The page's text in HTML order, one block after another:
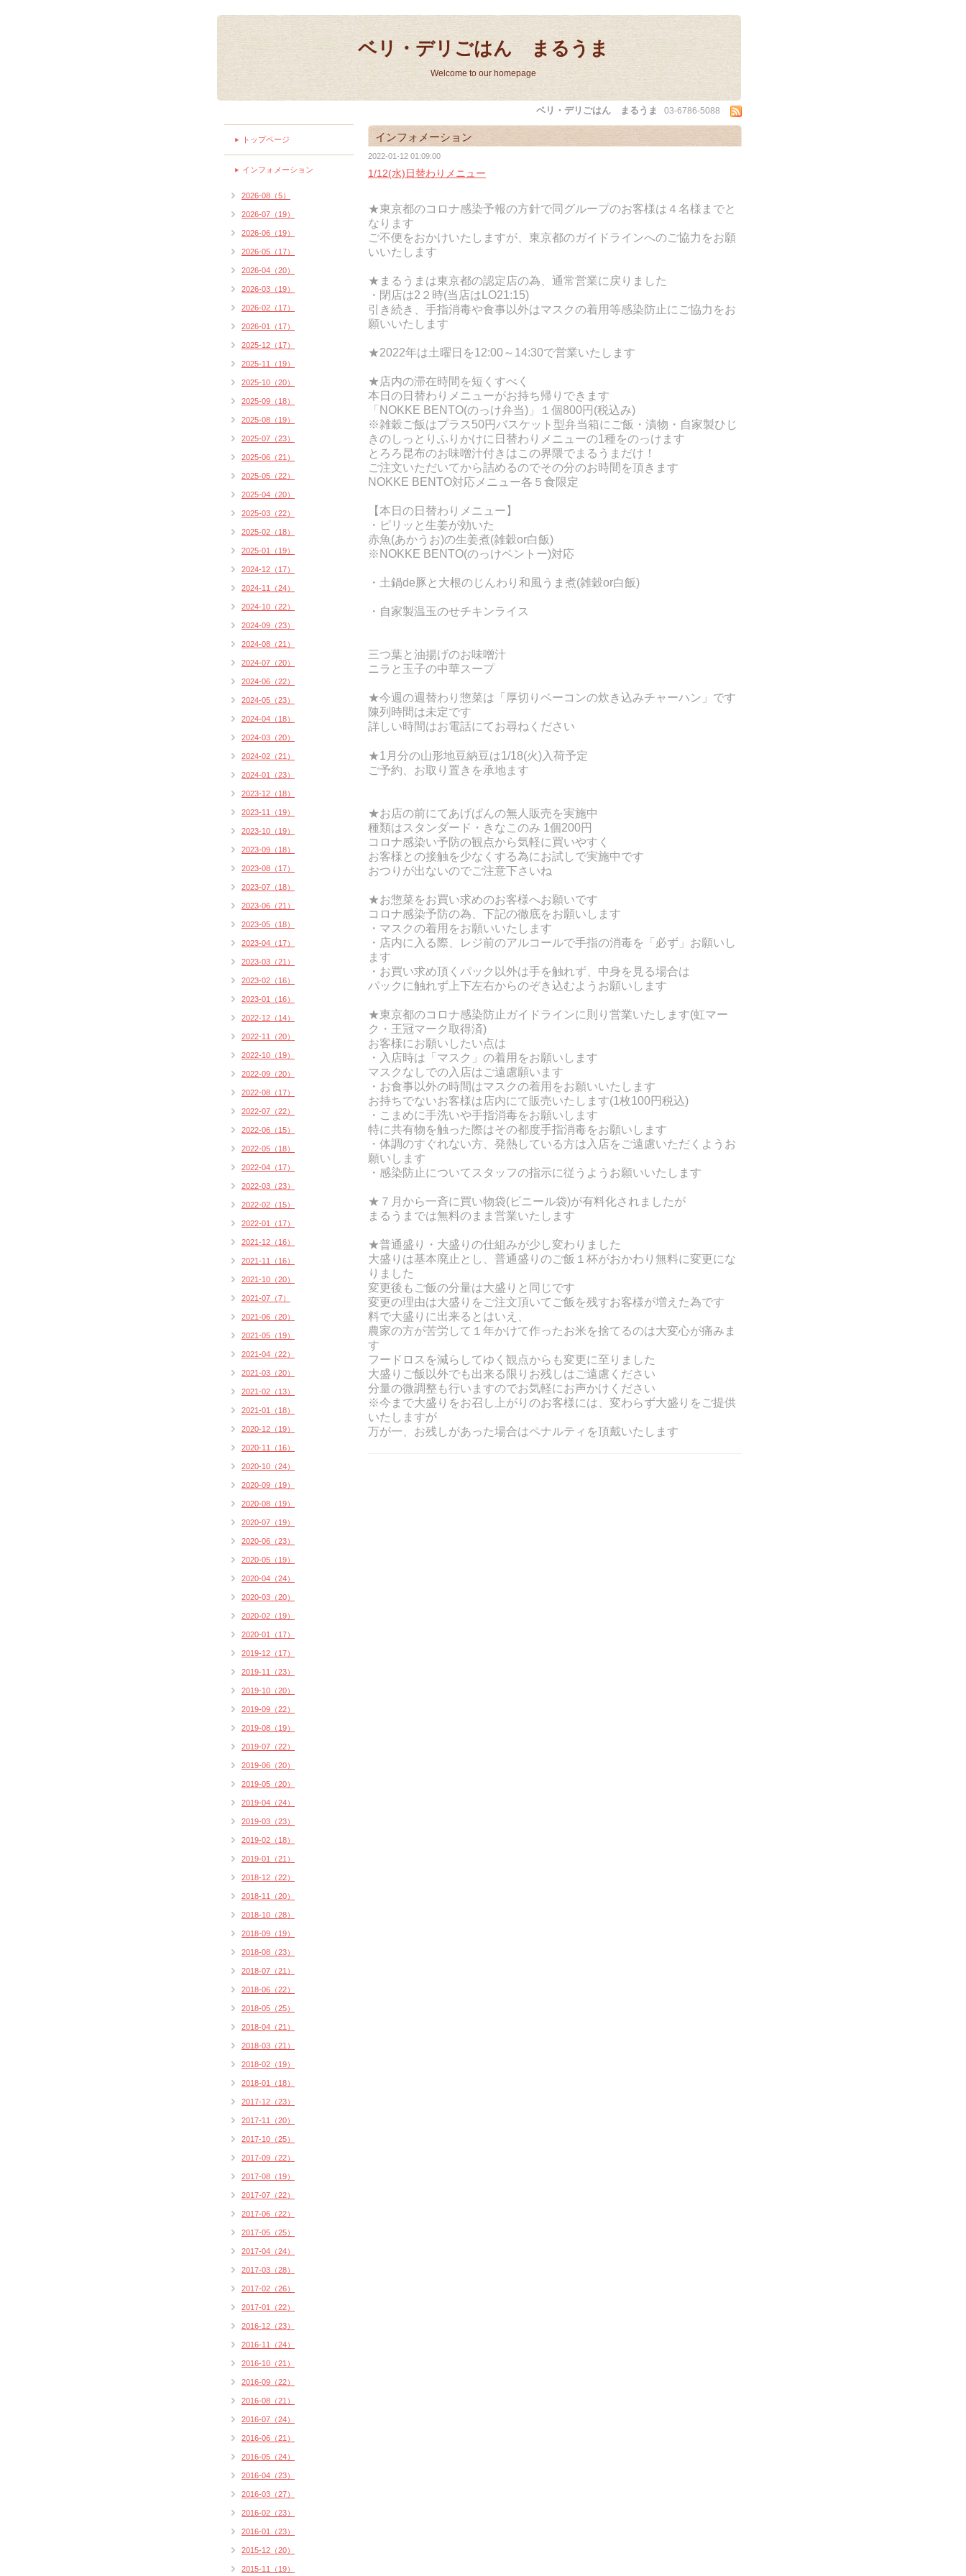
ベリ・デリごはん まるうま
Welcome to our homepage
ベリ・デリごはん まるうま 03-6786-5088
インフォメーション
2022-01-12 01:09:00
1/12(水)日替わりメニュー
★東京都のコロナ感染予報の方針で同グループのお客様は４名様までと
なります
ご不便をおかけいたしますが、東京都のガイドラインへのご協力をお願
いいたします
★ まるうまは東京都の認定店の為、通常営業に戻りました
・閉店は2２時(当店はLO21:15)
引き続き、手指消毒や食事以外はマスクの着用等感染防止にご協力をお
願いいたします
★2022年は土曜日を12:00～14:30で営業いたします
★店内の滞在時間を短くすべく
本日の日替わりメニューがお持ち帰りできます
「NOKKE BENTO(のっけ弁当)」１個800円(税込み)
※雑穀ご飯はプラス50円バスケット型弁当箱にご飯・漬物・自家製ひじ
きのしっとりふりかけに 日替わりメニューの1種をのっけます
とろろ昆布のお味噌汁付きはこの界隈でまるうまだけ！
ご注文いただいてから詰めるのでその分のお時間を頂きます
NOKKE BENTO対応メニュー各５食限定
【本日の日替わりメニュー】
・ピリッと生姜が効いた
赤魚(あかうお)の生姜煮(雑穀or白飯)
※NOKKE BENTO(のっけベントー)対応
・土鍋de豚と大根のじんわり和風うま煮(雑穀or白飯)
・自家製温玉のせチキンライス
三つ葉と油揚げのお味噌汁
ニラと玉子の中華スープ
★今週の週替わり惣菜は「厚切りベーコンの炊き込みチャーハン」です
陳列時間は未定です
詳しい時間はお電話にてお尋ねください
★1月分の山形地豆納豆は1/18(火)入荷予定
ご予約、お取り置きを承地ます
★お店の前にてあげぱんの無人販売を実施中
種類はスタンダード・きなこのみ 1個200円
コロナ感染い予防の観点から気軽に買いやすく
お客様との接触を少なくする為にお試しで実施中です
おつりが出ないのでご注意下さいね
★お惣菜をお買い求めのお客様へお願いです
コロナ感染予防の為、下記の徹底をお願いします
・マスクの着用をお願いいたします
・店内に入る際、レジ前のアルコールで手指の消毒を「必ず」お願いし
ます
・お買い求め頂くパック以外は手を触れず、 中身を見る場合は
パックに触れず上下左右からのぞき込むようお願いします
★東京都のコロナ感染防止ガイドラインに則り営業いたします(虹マー
ク・王冠マーク取得済)
お客様にお願いしたい点は
・入店時は「マスク」の着用をお願いします
マスクなしでの入店はご遠慮願います
・お食事以外の時間はマスクの着用をお願いいたします
お持ちでないお客様は店内にて販売いたします(1枚100円税込)
・こまめに手洗いや手指消毒をお願いします
特に共有物を触った際はその都度手指消毒をお願いします
・体調のすぐれない方、発熱している方は入店をご遠慮いただくようお
願いします
・感染防止についてスタッフの指示に従うようお願いいたします
★７月から一斉に買い物袋(ビニール袋)が有料化されましたが
まるうまでは無料のまま営業いたします
★普通盛り・大盛りの仕組みが少し変わりました
大盛りは基本廃止とし、普通盛りのご飯１杯がおかわり無料に変更にな
りました
変更後もご飯の分量は大盛りと同じです
変更の理由は大盛りをご注文頂いてご飯を残すお客様が増えた為です
料で大盛りに出来るとはいえ、
農家の方が苦労して１年かけて作ったお米を捨てるのは大変心が痛みま
す
フードロスを減らしてゆく観点からも変更に至りました
大盛りご飯以外でも出来る限りお残しはご遠慮ください
分量の微調整も行いますのでお気軽にお声かけください
※今まで大盛りをお召し上がりのお客様には、変わらず大盛りをご提供
いたしますが
万が一、お残しがあった場合はペナルティを頂戴いたします
トップページ
インフォメーション
2026-08（5）
2026-07（19）
2026-06（19）
2026-05（17）
2026-04（20）
2026-03（19）
2026-02（17）
2026-01（17）
2025-12（17）
2025-11（19）
2025-10（20）
2025-09（18）
2025-08（19）
2025-07（23）
2025-06（21）
2025-05（22）
2025-04（20）
2025-03（22）
2025-02（18）
2025-01（19）
2024-12（17）
2024-11（24）
2024-10（22）
2024-09（23）
2024-08（21）
2024-07（20）
2024-06（22）
2024-05（23）
2024-04（18）
2024-03（20）
2024-02（21）
2024-01（23）
2023-12（18）
2023-11（19）
2023-10（19）
2023-09（18）
2023-08（17）
2023-07（18）
2023-06（21）
2023-05（18）
2023-04（17）
2023-03（21）
2023-02（16）
2023-01（16）
2022-12（14）
2022-11（20）
2022-10（19）
2022-09（20）
2022-08（17）
2022-07（22）
2022-06（15）
2022-05（18）
2022-04（17）
2022-03（23）
2022-02（15）
2022-01（17）
2021-12（16）
2021-11（16）
2021-10（20）
2021-07（7）
2021-06（20）
2021-05（19）
2021-04（22）
2021-03（20）
2021-02（13）
2021-01（18）
2020-12（19）
2020-11（16）
2020-10（24）
2020-09（19）
2020-08（19）
2020-07（19）
2020-06（23）
2020-05（19）
2020-04（24）
2020-03（20）
2020-02（19）
2020-01（17）
2019-12（17）
2019-11（23）
2019-10（20）
2019-09（22）
2019-08（19）
2019-07（22）
2019-06（20）
2019-05（20）
2019-04（24）
2019-03（23）
2019-02（18）
2019-01（21）
2018-12（22）
2018-11（20）
2018-10（28）
2018-09（19）
2018-08（23）
2018-07（21）
2018-06（22）
2018-05（25）
2018-04（21）
2018-03（21）
2018-02（19）
2018-01（18）
2017-12（23）
2017-11（20）
2017-10（25）
2017-09（22）
2017-08（19）
2017-07（22）
2017-06（22）
2017-05（25）
2017-04（24）
2017-03（28）
2017-02（26）
2017-01（22）
2016-12（23）
2016-11（24）
2016-10（21）
2016-09（22）
2016-08（21）
2016-07（24）
2016-06（21）
2016-05（24）
2016-04（23）
2016-03（27）
2016-02（23）
2016-01（23）
2015-12（20）
2015-11（19）